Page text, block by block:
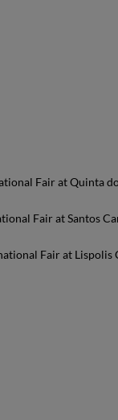
Fair at Quinta
Fair at Santos
Fair at Lispolis